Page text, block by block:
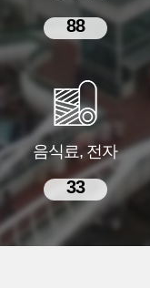
88
음식료, 전자
33